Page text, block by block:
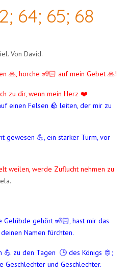
64; 65; 68
Von David.
🙏, horche 🧏🏻 auf mein Gebet 🙏!
zu dir, wenn mein Herz ❤️
einen Felsen 🪨​ leiten, der mir zu
gewesen 💪, ein starker Turm, vor
weilen, werde Zuflucht nehmen zu
Gelübde gehört 🧏🏻, hast mir das
Namen fürchten.
💪 zu den Tagen 🕒 des Königs 🫅;
Geschlechter und Geschlechter.